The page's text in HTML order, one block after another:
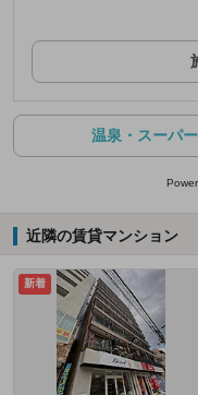
温泉・スーパ
近隣の賃貸マンション
新着